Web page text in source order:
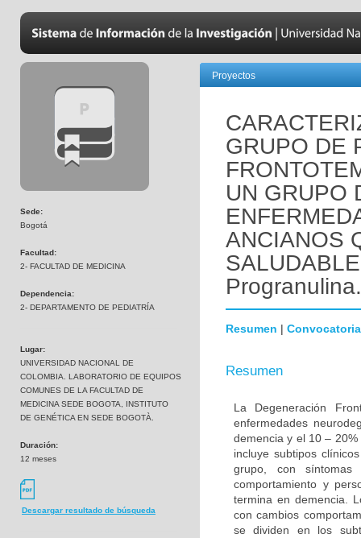
Sede:
Bogotá
Facultad:
2- FACULTAD DE MEDICINA
Dependencia:
2- DEPARTAMENTO DE PEDIATRÍA
Lugar:
UNIVERSIDAD NACIONAL DE
COLOMBIA. LABORATORIO DE EQUIPOS
COMUNES DE LA FACULTAD DE
MEDICINA SEDE BOGOTA, INSTITUTO
DE GENÉTICA EN SEDE BOGOTÀ.
Duración:
12 meses
Descargar resultado de búsqueda
Proyectos
GRUPO DE
UN GRUPO
ANCIANOS
Progranulina.
Resumen | Convocatoria
Resumen
La Degeneración
enfermedades
demencia y el 10 –
incluye subtipos
grupo, con síntomas
comportamiento y
termina en demencia.
con cambios
se dividen en los